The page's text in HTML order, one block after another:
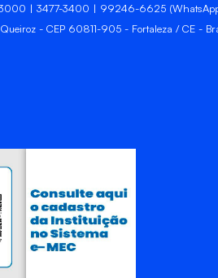
3000 | 3477-3400 | 99246-6625
- CEP 60811-905 - Fortaleza / CE -